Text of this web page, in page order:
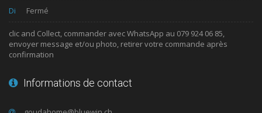
Di Fermé
clic and Collect, commander avec WhatsApp au 079 924 06 85,
envoyer message et/ou photo, retirer votre commande après
confirmation
Informations de contact